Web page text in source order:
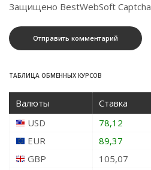
Защищено BestWebSoft Captcha
ТАБЛИЦА ОБМЕННЫХ КУРСОВ
Валюты Ставка
USD
78,12
EUR
89,37
GBP
105,07